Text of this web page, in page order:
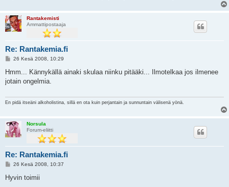
Rantakemisti
Ammattipostaaja
Re: Rantakemia.fi
V
e
t
26 Kesä 2008, 10:29
Hmm... Kännykällä ainaki skulaa niinku pitääki... Ilmotelkaa jos ilmenee
jotain ongelmia.
En pidä itseäni alkoholistina, sillä en ota kuin perjantain ja sunnuntain välisenä yönä.
Norsula
Forum-eliitti
Re: Rantakemia.fi
V
e
s
26 Kesä 2008, 10:37
Hyvin toimii